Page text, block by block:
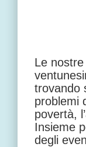
Le
trovando
problemi
povertà,
Insieme
degli